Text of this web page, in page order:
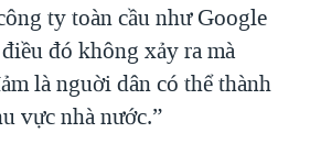
ty toàn cầu như Google
đó không xảy ra mà
là nguời dân có thể thành
vực nhà nước.”